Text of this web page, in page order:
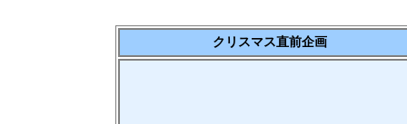
クリスマス直前企画